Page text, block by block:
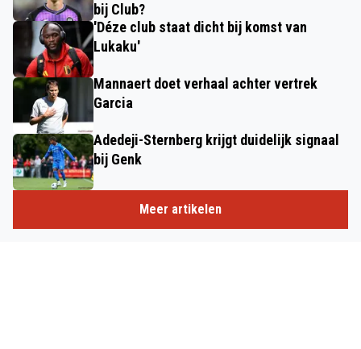
bij Club?
'Déze club staat dicht bij komst van
Lukaku'
Mannaert doet verhaal achter vertrek
Garcia
Adedeji-Sternberg krijgt duidelijk signaal
bij Genk
Meer artikelen